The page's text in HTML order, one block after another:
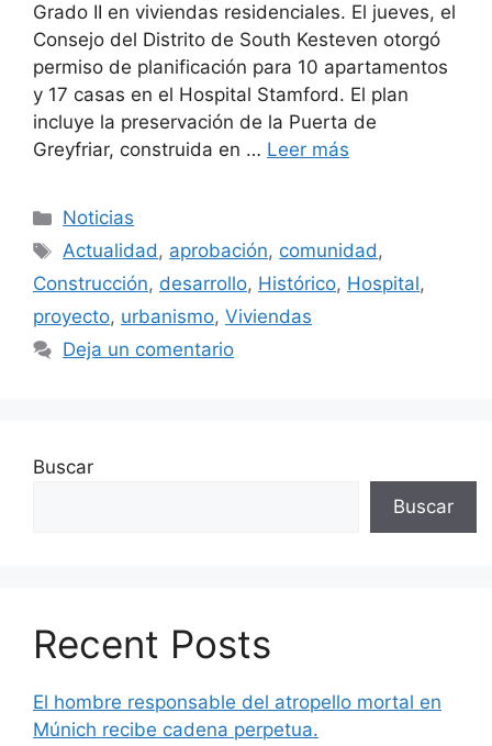
Grado II en viviendas residenciales. El jueves, el
Consejo del Distrito de South Kesteven otorgó
permiso de planificación para 10 apartamentos
y 17 casas en el Hospital Stamford. El plan
incluye la preservación de la Puerta de
Greyfriar, construida en … Leer más
Categorías
Noticias
Etiquetas
Actualidad, aprobación, comunidad,
Construcción, desarrollo, Histórico, Hospital,
proyecto, urbanismo, Viviendas
Deja un comentario
Buscar
Buscar
Recent Posts
El hombre responsable del atropello mortal en
Múnich recibe cadena perpetua.